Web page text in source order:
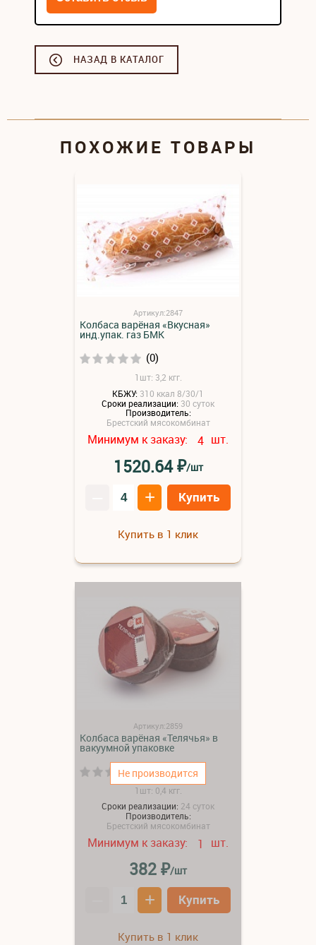
НАЗАД В КАТАЛОГ
ПОХОЖИЕ ТОВАРЫ
Артикул:2847
Колбаса варёная «Вкусная»
инд.упак. газ БМК
(0)
1шт: 3,2 кгг.
КБЖУ: 310 ккал 8/30/1
Сроки реализации: 30 суток
Производитель:
Брестский мясокомбинат
Минимум к заказу: 4 шт.
1520.64₽/шт
+ Купить
Купить в 1 клик
Не производится
Артикул:2859
Колбаса варёная «Телячья» в
вакуумной упаковке
(0)
1шт: 0,4 кгг.
Сроки реализации: 24 суток
Производитель:
Брестский мясокомбинат
Минимум к заказу: 1 шт.
382₽/шт
+ Купить
Купить в 1 клик